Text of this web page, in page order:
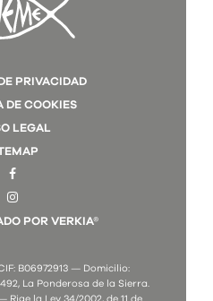
PRIVACIDAD
DE COOKIES
LEGAL
POR VERKIA®
B06972913 — Domicilio:
La Ponderosa de la Sierra.